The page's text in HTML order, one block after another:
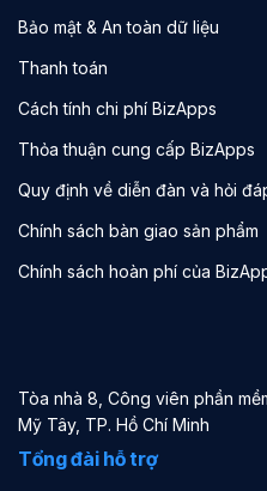
Bảo mật & An toàn dữ liệu
Thanh toán
Cách tính chi phí BizApps
Thỏa thuận cung cấp BizApps
Quy định về diễn đàn và hỏi
Chính sách bàn giao sản phẩm
Chính sách hoàn phí của
Tòa nhà 8, Công viên phần
Mỹ Tây, TP. Hồ Chí Minh
Tổng đài hỗ trợ